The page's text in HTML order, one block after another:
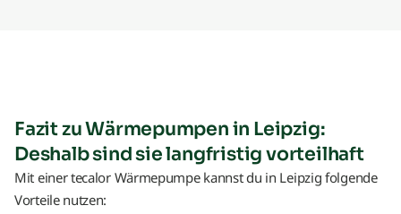
Fazit zu Wärmepumpen in Leipzig:
Deshalb sind sie langfristig vorteilhaft
Mit einer tecalor Wärmepumpe kannst du in Leipzig folgende
Vorteile nutzen: